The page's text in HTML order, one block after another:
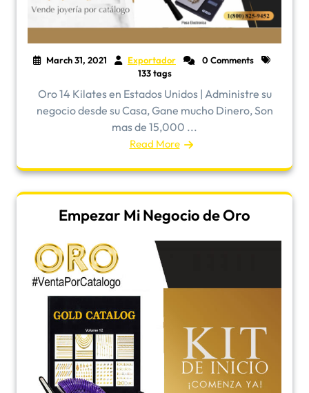
March 31, 2021 Exportador
0 Comments
133 tags
Oro 14 Kilates en Estados Unidos | Administre su
negocio desde su Casa, Gane mucho Dinero, Son
mas de 15,000 ...
Read More
Empezar Mi Negocio de Oro